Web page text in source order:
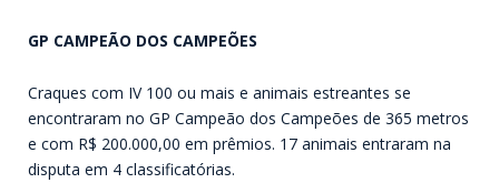
GP CAMPEÃO DOS CAMPEÕES
Craques com IV 100 ou mais e animais estreantes se
encontraram no GP Campeão dos Campeões de 365 metros
e com R$ 200.000,00 em prêmios. 17 animais entraram na
disputa em 4 classificatórias.